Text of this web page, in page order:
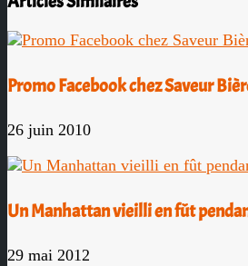
Promo Facebook chez Saveur
26 juin 2010
Un Manhattan vieilli en fût
29 mai 2012